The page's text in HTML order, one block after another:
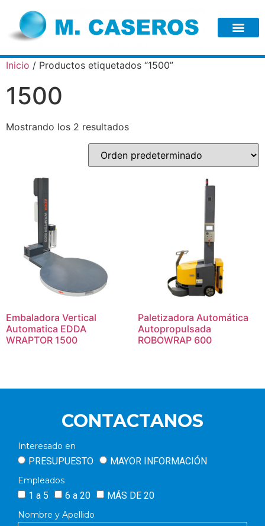
Inicio / Productos etiquetados “1500”
1500
Mostrando los 2 resultados
Embaladora Vertical
Automatica EDDA
WRAPTOR 1500
Paletizadora Automática
Autopropulsada
ROBOWRAP 600
CONTACTANOS
Interesado en
PRESUPUESTO MAYOR INFORMACIÓN
Empleados
1 a 5 6 a 20 MÁS DE 20
Nombre y Apellido